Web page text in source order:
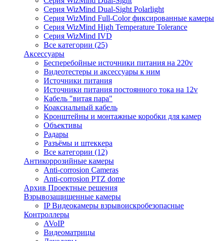
Серия WizMind Dual-Sight Polarlight
Серия WizMind Full-Color фиксированные камеры
Серия WizMind High Temperature Tolerance
Серия WizMind IVD
Все категории (25)
Аксессуары
Бесперебойные источники питания на 220v
Видеотестеры и аксессуары к ним
Источники питания
Источники питания постоянного тока на 12v
Кабель "витая пара"
Коаксиальный кабель
Кронштейны и монтажные коробки для камер
Объективы
Радары
Разъёмы и штеккера
Все категории (12)
Антикоррозийные камеры
Anti-corrosion Cameras
Anti-corrosion PTZ dome
Архив Проектные решения
Взрывозащищенные камеры
IP Видеокамеры взрывоискробезопасные
Контроллеры
AVoIP
Видеоматрицы